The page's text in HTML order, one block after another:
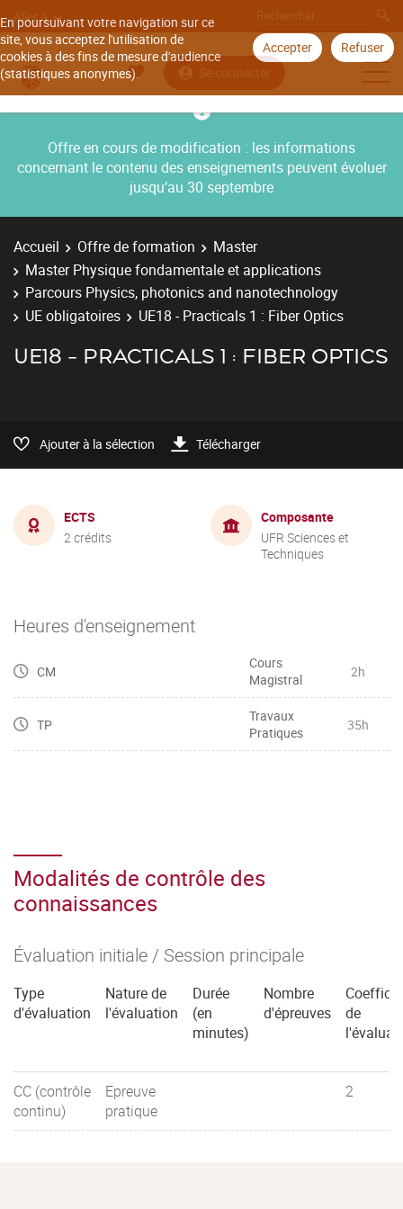
En poursuivant votre navigation sur ce
site, vous acceptez l'utilisation de
cookies à des fins de mesure d'audience
(statistiques anonymes).
Accepter Refuser
Aller à
Se connecter
Offre en cours de modification : les informations
concernant le contenu des enseignements peuvent évoluer
jusqu’au 30 septembre
Accueil Offre de formation
Master
Master Physique fondamentale et applications
Parcours Physics, photonics and nanotechnology
UE obligatoires
UE18 - Practicals 1 : Fiber Optics
UE18 - PRACTICALS 1 : FIBER OPTICS
Ajouter à la sélection Télécharger
ECTS
2 crédits
Composante
UFR Sciences et
Techniques
Heures d'enseignement
CM
Cours
Magistral
2h
TP
Travaux
Pratiques
35h
Modalités de contrôle des
connaissances
Évaluation initiale / Session principale
Type
d'évaluation
Nature de
l'évaluation
Durée
(en
minutes)
Nombre
d'épreuves
de
CC (contrôle
continu)
Epreuve
pratique
2